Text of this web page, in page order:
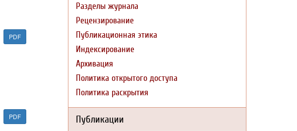
PDF
PDF
Разделы журнала
Рецензирование
Публикационная этика
Индексирование
Архивация
Политика открытого доступа
Политика раскрытия
Публикации